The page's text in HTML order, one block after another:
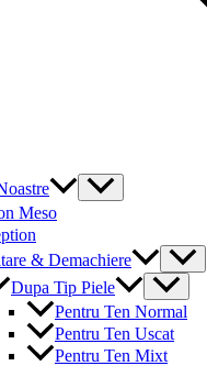
Menu
Toggle
Meso
& Demachiere
Menu
Toggle
Dupa Tip Piele
Menu
Toggle
Pentru Ten Normal
Pentru Ten Uscat
Pentru Ten Mixt